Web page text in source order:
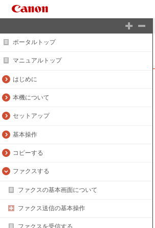
ポータルトップ
マニュアルトップ
はじめに
本機について
セットアップ
基本操作
コピーする
ファクスする
ファクスの基本画面について
ファクス送信の基本操作